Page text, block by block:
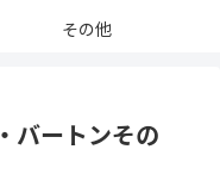
その他
バートンその